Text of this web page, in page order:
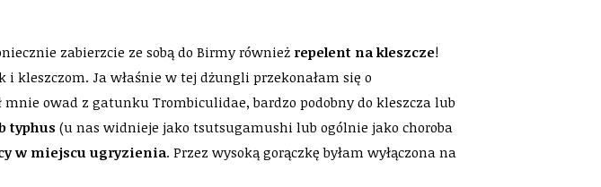
zabierzcie ze sobą do Birmy również repelent na kleszcze!
kleszczom. Ja właśnie w tej dżungli przekonałam się o
owad z gatunku Trombiculidae, bardzo podobny do kleszcza lub
typhus (u nas widnieje jako tsutsugamushi lub ogólnie jako choroba
w miejscu ugryzienia. Przez wysoką gorączkę byłam wyłączona na